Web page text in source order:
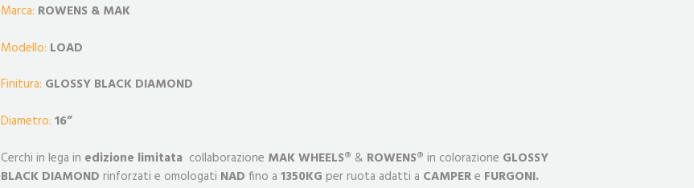
Marca: ROWENS & MAK
Modello: LOAD
Finitura: GLOSSY BLACK DIAMOND
Diametro: 16”
Cerchi in lega in edizione limitata collaborazione MAK WHEELS® & ROWENS® in colorazione GLOSSY
BLACK DIAMOND rinforzati e omologati NAD fino a 1350KG per ruota adatti a CAMPERe FURGONI.